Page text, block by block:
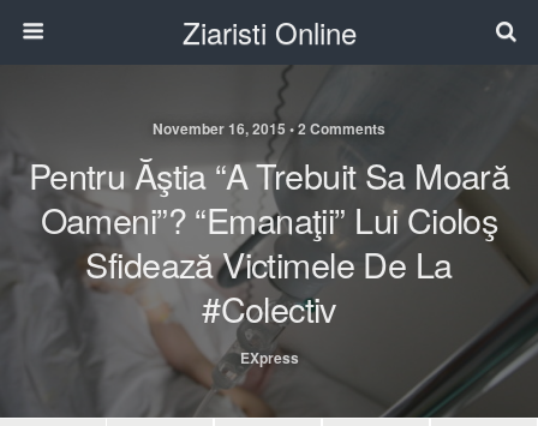
Ziaristi Online
November 16, 2015 • 2 Comments
Pentru Ăştia “a Trebuit Sa Moară
Oameni”? “Emanaţii” Lui Cioloş
Sfidează Victimele De La
#Colectiv
EXpress